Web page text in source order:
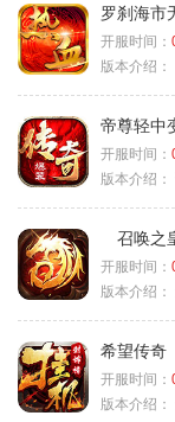
罗刹海市
开服时间：
版本介绍：
帝尊轻中
开服时间：
版本介绍：
召唤之
开服时间：
版本介绍：
希望传奇
开服时间：
版本介绍：